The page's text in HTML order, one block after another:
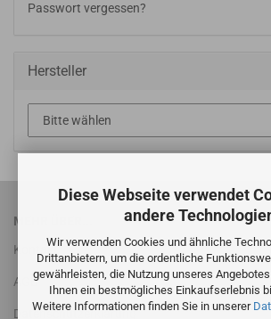
Diese Webseite verwendet
andere
Wir verwenden Cookies und ähnliche
Drittanbietern, um die ordentliche
gewährleisten, die Nutzung unseres
Ihnen ein bestmögliches Einkaufserlebnis
Weitere Informationen finden Sie in unserer
Passwort vergessen?
Hersteller
MEHR ÜBER...
Kontakt
AGB
Datenschutzerklärung